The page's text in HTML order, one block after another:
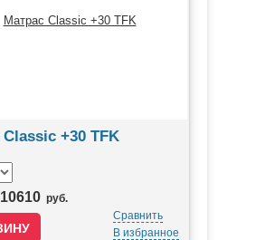
+30 TFK
10610 руб.
Сравнить
В избранное